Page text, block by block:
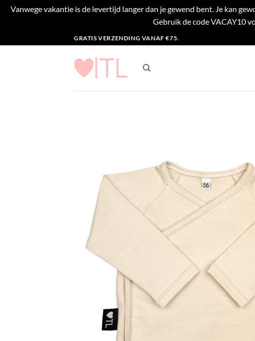
Vanwege vakantie is de levertijd langer dan je gewend bent. Je kan
Gebruik de code VACAY10
naar
GRATIS VERZENDING VANAF €75.